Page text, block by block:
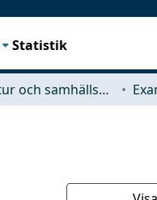
Statistik
Arkitektur och samhällsbyggnadsteknik (ACE)